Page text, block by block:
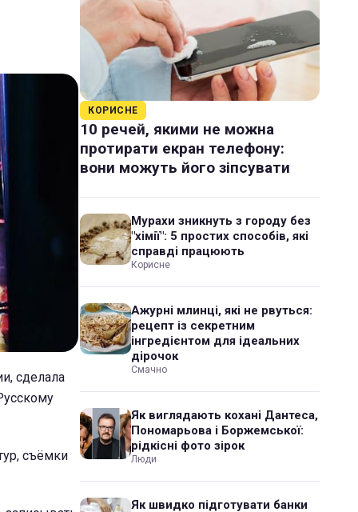
сделала
съёмки
КОРИСНЕ
10 речей, якими не можна
протирати екран телефону:
вони можуть його зіпсувати
Мурахи зникнуть з городу без
"хімії": 5 простих способів, які
справді працюють
Корисне
Ажурні млинці, які не рвуться:
рецепт із секретним
інгредієнтом для ідеальних
дірочок
Смачно
Як виглядають кохані Дантеса,
Пономарьова і Боржемської:
рідкісні фото зірок
Люди
Як швидко підготувати банки